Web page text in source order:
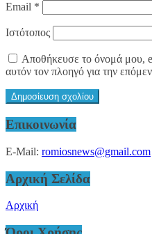
Email *
Ιστότοπος
Αποθήκευσε το όνομά μου,
αυτόν τον πλοηγό για την
Επικοινωνία
E-Mail: romiosnews@gmail.com
Αρχική Σελίδα
Αρχική